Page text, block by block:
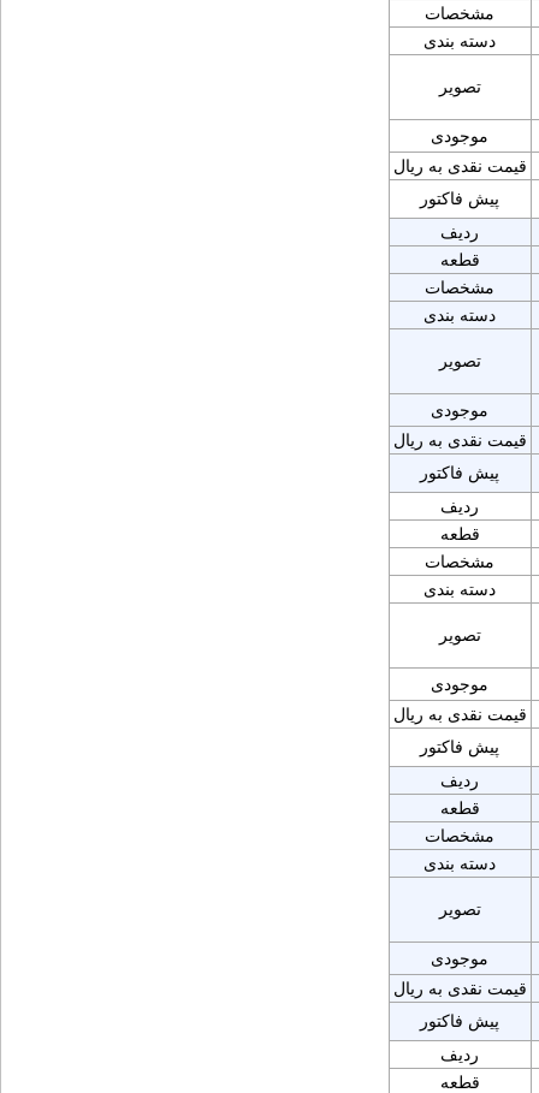
مشخصات
دسته بندی
تصویر
موجودی
قیمت نقدی به ریال
پیش فاکتور
ردیف
قطعه
مشخصات
دسته بندی
تصویر
موجودی
قیمت نقدی به ریال
پیش فاکتور
ردیف
قطعه
مشخصات
دسته بندی
تصویر
موجودی
قیمت نقدی به ریال
پیش فاکتور
ردیف
قطعه
مشخصات
دسته بندی
تصویر
موجودی
قیمت نقدی به ریال
پیش فاکتور
ردیف
قطعه